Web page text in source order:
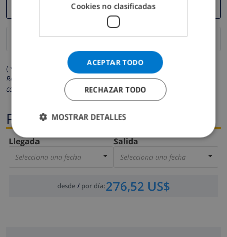
( * Los campos marcados con un asterisco son obligatorios )
Respetamos su privacidad. Sus datos personales no serán
compartidos con ninguna otra persona o empresa.
Fechas
Llegada
Selecciona una fecha
Salida
Selecciona una fecha
desde/ por día:276,52 US$
Cookies no clasificadas
ACEPTAR TODO
RECHAZAR TODO
MOSTRAR DETALLES